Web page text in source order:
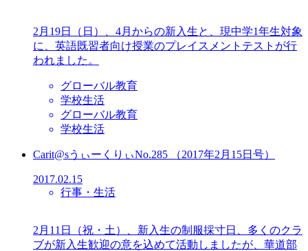
2月19日（日）、4月からの新入生と、現中学1年生対象
に、英語既習者向け授業のプレイスメントテストが行
われました。
グローバル教育
学校生活
グローバル教育
学校生活
Carit@sうぃーくりぃNo.285 （2017年2月15日号）
2017.02.15
行事・生活
2月11日（祝・土）、新入生の制服採寸日、多くのクラ
ブが新入生歓迎の意を込めて活動しましたが、華道部